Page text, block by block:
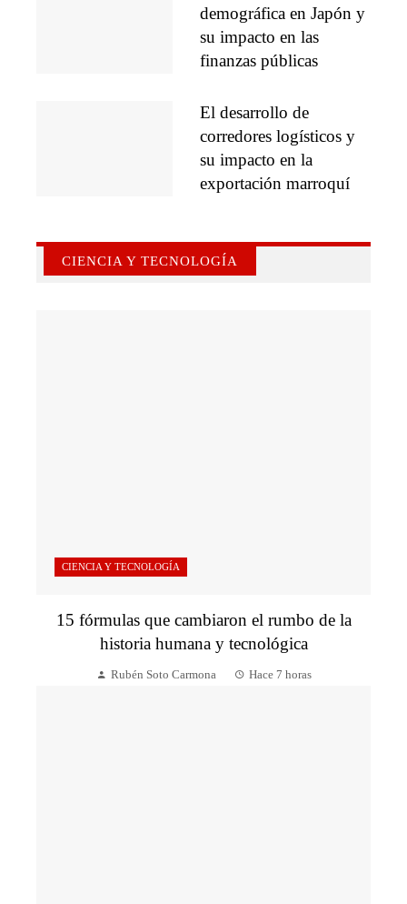
demográfica en Japón y
su impacto en las
finanzas públicas
El desarrollo de
corredores logísticos y
su impacto en la
exportación marroquí
CIENCIA Y TECNOLOGÍA
CIENCIA Y TECNOLOGÍA
15 fórmulas que cambiaron el rumbo de la
historia humana y tecnológica
Rubén Soto Carmona Hace 7 horas